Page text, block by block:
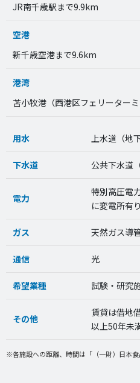
JR南千歳駅まで9.9km
空港
新千歳空港まで9.6km
港湾
苫小牧港（西港区フェリーター
用水 上水道（地
下水道 公共下水道
電力
特別高圧電
に変電所有り
ガス 天然ガス導
通信 光
希望業種 試験・研究
その他
賃貸は借地
以上50年未
※各施設への距離、時間は「（一財）日本